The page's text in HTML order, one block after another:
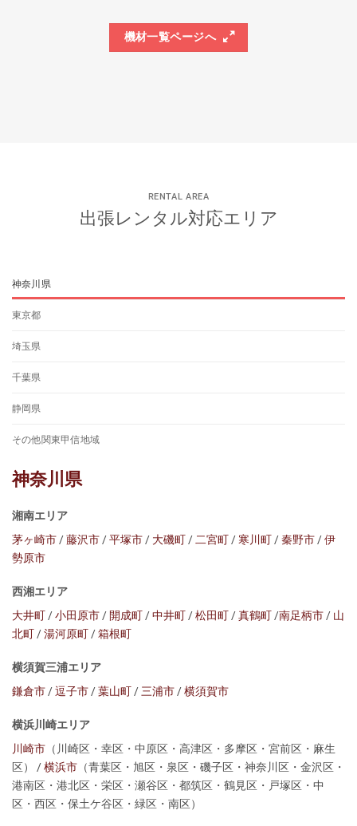
機材一覧ページへ
RENTAL AREA
出張レンタル対応エリア
神奈川県
東京都
埼玉県
千葉県
静岡県
その他関東甲信地域
神奈川県
湘南エリア
茅ヶ崎市/藤沢市/平塚市/ 大磯町 /二宮町 /寒川町 /秦野市/伊
勢原市
西湘エリア
大井町/小田原市/ 開成町/中井町/松田町/真鶴町/南足柄市/ 山
北町/湯河原町/箱根町
横須賀三浦エリア
鎌倉市/逗子市/葉山町/三浦市/横須賀市
横浜川崎エリア
川崎市 （川崎区・幸区・中原区・高津区・多摩区・宮前区・麻生
区） /横浜市 （青葉区・旭区・泉区・磯子区・神奈川区・金沢区・
港南区・港北区・栄区・瀬谷区・都筑区・鶴見区・戸塚区・中
区・西区・保土ケ谷区・緑区・南区）